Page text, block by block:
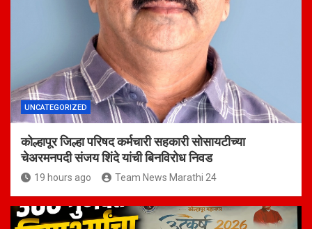
UNCATEGORIZED
कोल्हापूर जिल्हा परिषद कर्मचारी सहकारी सोसायटीच्या
चेअरमनपदी संजय शिंदे यांची बिनविरोध निवड
19 hours ago Team News Marathi 24